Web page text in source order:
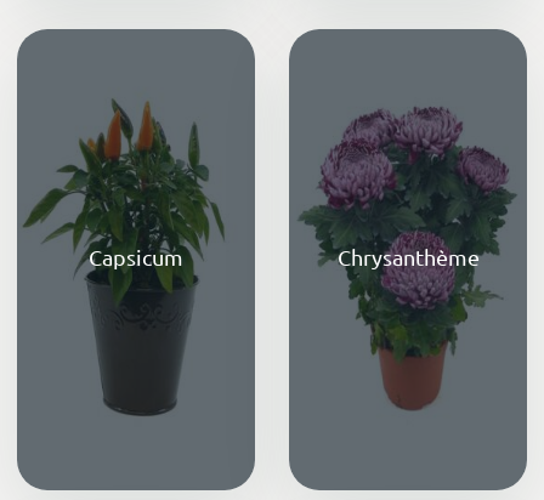
Capsicum Chrysanthème